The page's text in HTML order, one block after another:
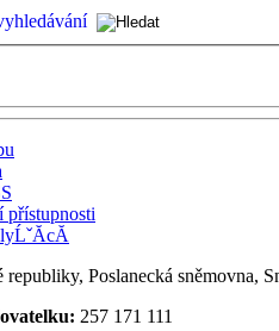
přístupnosti
republiky, Poslanecká sněmovna,
257 171 111